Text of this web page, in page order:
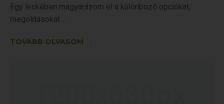
Egy leckében magyarázom el a különböző opciókat,
megoldásokat.
TOVÁBB OLVASOM →